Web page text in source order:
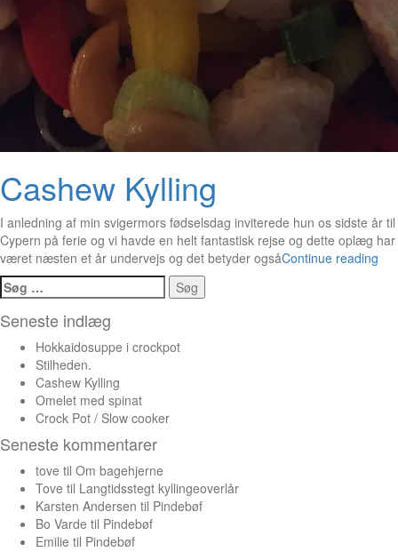
Cashew Kylling
I anledning af min svigermors fødselsdag inviterede hun os sidste år til
Cypern på ferie og vi havde en helt fantastisk rejse og dette oplæg har
været næsten et år undervejs og det betyder ogsåContinue reading
Søg
efter:
Seneste indlæg
Hokkaidosuppe i crockpot
Stilheden.
Cashew Kylling
Omelet med spinat
Crock Pot / Slow cooker
Seneste kommentarer
tove til Om bagehjerne
Tove til Langtidsstegt kyllingeoverlår
Karsten Andersen til Pindebøf
Bo Varde til Pindebøf
Emilie til Pindebøf